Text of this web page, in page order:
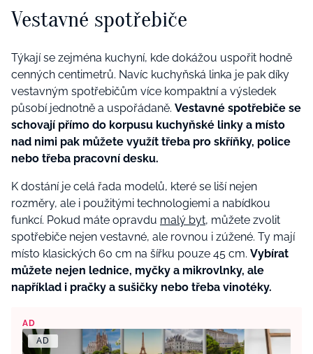
Vestavné spotřebiče
Týkají se zejména kuchyní, kde dokážou uspořit hodně
cenných centimetrů. Navíc kuchyňská linka je pak díky
vestavným spotřebičům více kompaktní a výsledek
působí jednotně a uspořádaně. Vestavné spotřebiče se
schovají přímo do korpusu kuchyňské linky a místo
nad nimi pak můžete využít třeba pro skříňky, police
nebo třeba pracovní desku.
K dostání je celá řada modelů, které se liší nejen
rozměry, ale i použitými technologiemi a nabídkou
funkcí. Pokud máte opravdu malý byt, můžete zvolit
spotřebiče nejen vestavné, ale rovnou i zúžené. Ty mají
místo klasických 60 cm na šířku pouze 45 cm. Vybírat
můžete nejen lednice, myčky a mikrovlnky, ale
například i pračky a sušičky nebo třeba vinotéky.
AD
AD